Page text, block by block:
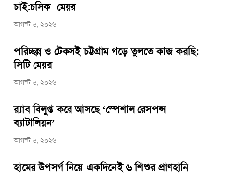
চাই:চসিক মেয়র
আগস্ট ৬, ২০২৬
পরিচ্ছন্ন ও টেকসই চট্টগ্রাম গড়ে তুলতে কাজ করছি:
সিটি মেয়র
আগস্ট ৬, ২০২৬
র‌্যাব বিলুপ্ত করে আসছে ‘স্পেশাল রেসপন্স
ব্যাটালিয়ন’
আগস্ট ৬, ২০২৬
হামের উপসর্গ নিয়ে একদিনেই ৬ শিশুর প্রাণহানি